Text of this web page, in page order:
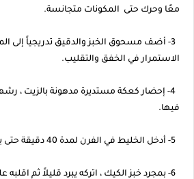
معًا وحرك حتى المكونات متجانسة.
3- أضف مسحوق الخبز والدقيق تدريجياً إلى
الاستمرار في الخفق والتقليب.
4- إحضار كعكة مستديرة مدهونة بالزيت ،
فيها.
6- بمجرد خبز الكيك ، اتركه يبرد قليلاً ثم